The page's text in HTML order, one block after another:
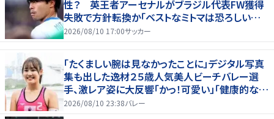
性？ 英王者アーセナルがブラジル代表FW獲得
失敗で方針転換か「ベストなミトマは恐ろしいほ
ど優れている」
2026/08/10 17:00サッカー
「たくましい腕は見なかったことに」デジタル写真
集も出した逸材２５歳人気美人ビーチバレー選
手、激レア姿に大反響「かっ！可愛い」「健康的なキ
レイさ」
2026/08/10 23:38バレー